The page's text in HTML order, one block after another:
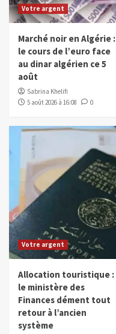
Votre argent
Marché noir en Algérie :
le cours de l’euro face
au dinar algérien ce 5
août
Sabrina Khelifi
5 août 2026 à 16:08
0
Votre argent
Allocation touristique :
le ministère des
Finances dément tout
retour à l’ancien
système